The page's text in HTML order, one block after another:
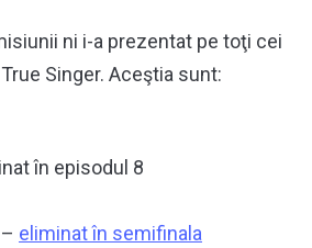
ni i-a prezentat pe toţi cei
Singer. Aceştia sunt:
în episodul 8
eliminat în semifinala